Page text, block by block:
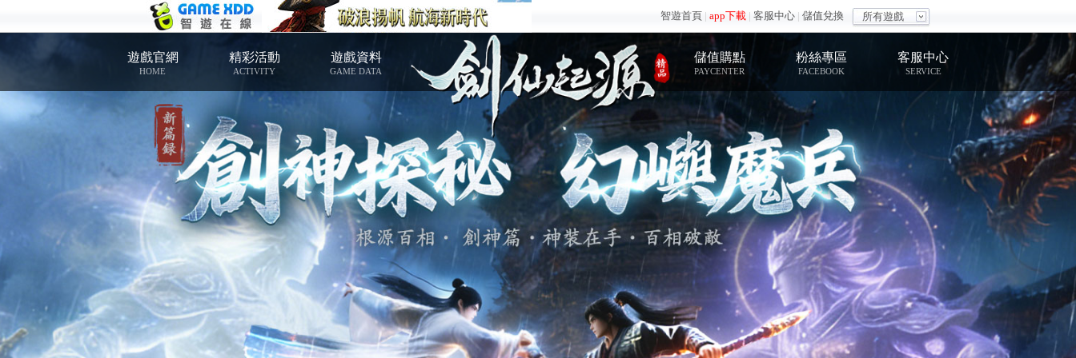
所有遊戲
智遊首頁 | app下載 | 客服中心 | 儲值兌換
遊戲官網
HOME
精彩活動
ACTIVITY
遊戲資料
GAME DATA
儲值購點
PAYCENTER
粉絲專區
FACEBOOK
客服中心
SERVICE